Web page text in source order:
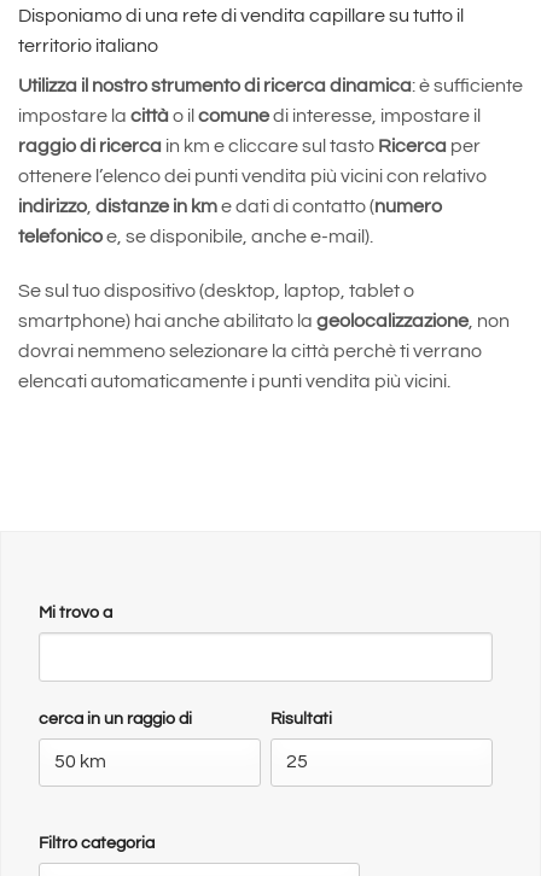
Disponiamo di una rete di vendita capillare su tutto il
territorio italiano
Utilizza il nostro strumento di ricerca dinamica: è sufficiente
impostare la cittào ilcomunedi interesse, impostare il
raggio di ricerca in km e cliccare sul tasto Ricerca per
ottenere l’elenco dei punti vendita più vicini con relativo
indirizzo distanze in kme dati di contatto (numero
telefonicoe, se disponibile, anche e-mail).
Se sul tuo dispositivo (desktop, laptop, tablet o
smartphone) hai anche abilitato la geolocalizzazione, non
dovrai nemmeno selezionare la città perchè ti verrano
elencati automaticamente i punti vendita più vicini.
Mi trovo a
cerca in un raggio di Risultati
Filtro categoria